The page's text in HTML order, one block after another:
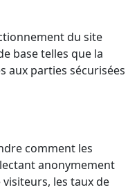
du site
base telles que la
aux parties sécurisées
comment les
anonymement
les taux de